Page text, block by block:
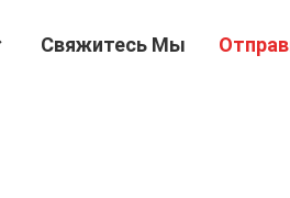
Свяжитесь Мы